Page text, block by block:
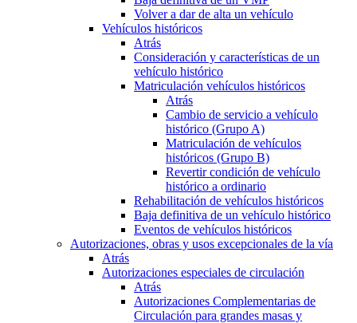
Volver a dar de alta un vehículo
Vehículos históricos
Atrás
Consideración y características de un
vehículo histórico
Matriculación vehículos históricos
Atrás
Cambio de servicio a vehículo
histórico (Grupo A)
Matriculación de vehículos
históricos (Grupo B)
Revertir condición de vehículo
histórico a ordinario
Rehabilitación de vehículos históricos
Baja definitiva de un vehículo histórico
Eventos de vehículos históricos
Autorizaciones, obras y usos excepcionales de la vía
Atrás
Autorizaciones especiales de circulación
Atrás
Autorizaciones Complementarias de
Circulación para grandes masas y